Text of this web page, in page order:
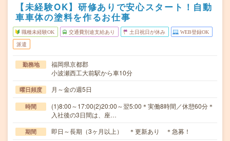
【未経験OK】研修ありで安心スタート！自動
車車体の塗料を作るお仕事
職種未経験OK 交通費別途支給あり 土日祝日が休み WEB登録OK
派遣
勤務地
福岡県京都郡
小波瀬西工大前駅から車10分
曜日頻度 月～金の週5日
時間
(1)8:00～17:00(2)20:00～翌5:00＊実働8時間／休憩60分＊
入社後の3日間は、座…
期間 即日～長期（3ヶ月以上） ＊更新あり ＊急募！